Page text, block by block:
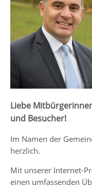
Liebe
und Besucher!
Im Namen der
herzlich.
Mit unserer Internet-
einen umfassenden